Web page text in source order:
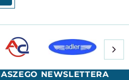
NEWSLETTERA